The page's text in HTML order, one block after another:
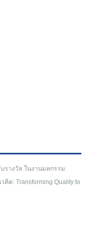
รางวัล ในงานมหกรรม
ด: Transforming Quality to